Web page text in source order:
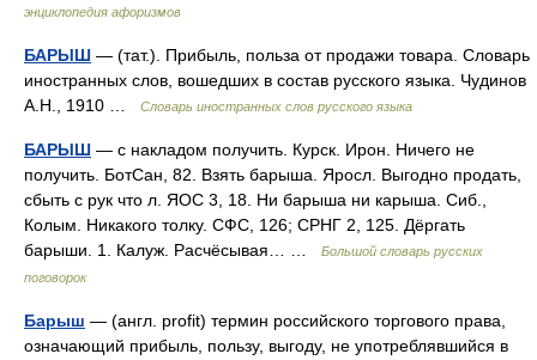
энциклопедия афоризмов
БАРЫШ — (тат.). Прибыль, польза от продажи товара. Словарь
иностранных слов, вошедших в состав русского языка. Чудинов
А.Н., 1910 …
Словарь иностранных слов русского языка
БАРЫШ — с накладом получить. Курск. Ирон. Ничего не
получить. БотСан, 82. Взять барыша. Яросл. Выгодно продать,
сбыть с рук что л. ЯОС 3, 18. Ни барыша ни карыша. Сиб.,
Колым. Никакого толку. СФС, 126; СРНГ 2, 125. Дёргать
барыши. 1. Калуж. Расчёсывая… …
Большой словарь русских
поговорок
Барыш — (англ. profit) термин российского торгового права,
означающий прибыль, пользу, выгоду, не употреблявшийся в